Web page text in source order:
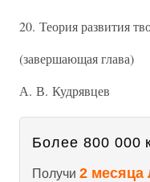
20. Теория развития
(завершающая глава)
А. В. Кудрявцев
Более 800 000
Получи 2 месяца